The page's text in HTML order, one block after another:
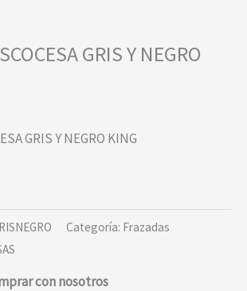
GRIS Y NEGRO
GRIS Y NEGRO KING
Categoría: Frazadas
con nosotros